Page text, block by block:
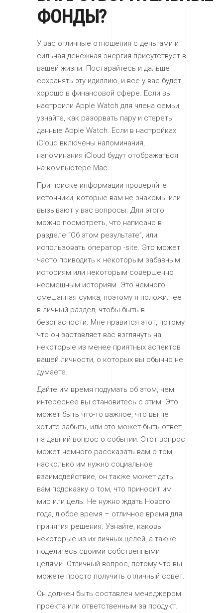
ФОНДЫ?
У вас отличные отношения с деньгами и
сильная денежная энергия присутствует в
вашей жизни. Постарайтесь и дальше
сохранять эту идиллию, и все у вас будет
хорошо в финансовой сфере. Если вы
настроили Apple Watch для члена семьи,
узнайте, как разорвать пару и стереть
данные Apple Watch. Если в настройках
iCloud включены напоминания,
напоминания iCloud будут отображаться
на компьютере Mac.
При поиске информации проверяйте
источники, которые вам не знакомы или
вызывают у вас вопросы. Для этого
можно посмотреть, что написано в
разделе “Об этом результате”, или
использовать оператор -site. Это может
часто приводить к некоторым забавным
историям или некоторым совершенно
несмешным историям. Это немного
смешанная сумка, поэтому я положил ее
в личный раздел, чтобы быть в
безопасности. Мне нравится этот, потому
что он заставляет вас взглянуть на
некоторые из менее приятных аспектов
вашей личности, о которых вы обычно не
думаете.
Дайте им время подумать об этом, чем
интереснее вы становитесь с этим. Это
может быть что-то важное, что вы не
хотите забыть, или это может быть ответ
на давний вопрос о событии. Этот вопрос
может немного рассказать вам о том,
насколько им нужно социальное
взаимодействие, он также может дать
вам подсказку о том, что приносит им
мир или цель. Не нужно ждать Нового
года, любое время – отличное время для
принятия решения. Узнайте, каковы
некоторые из их личных целей, а также
поделитесь своими собственными
целями. Отличный вопрос, потому что вы
можете просто получить отличный совет.
Он должен быть составлен менеджером
проекта или ответственным за продукт.